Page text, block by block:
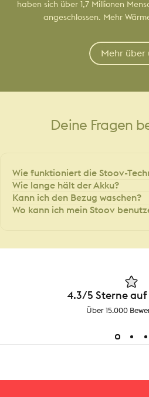
haben sich über 1,7 Millionen
angeschlossen. Mehr
Mehr über
Deine Fragen
Wie funktioniert die Stoov-
Wie lange hält der Akku?
Kann ich den Bezug waschen?
Wo kann ich mein Stoov
4.3/5 Sterne
Über 15.000